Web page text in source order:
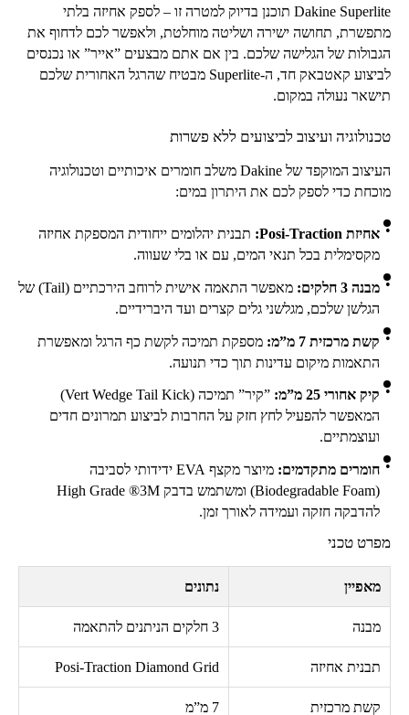
Dakine Superliteתוכנן בדיוק למטרה זו – לספק אחיזה בלתי
מתפשרת, תחושה ישירה ושליטה מוחלטת, ולאפשר לכם לדחוף את
הגבולות של הגלישה שלכם. בין אם אתם מבצעים ”אייר” או נכנסים
לביצוע קאטבאק חד, ה-Superlite מבטיח שהרגל האחורית שלכם
תישאר נעולה במקום.
טכנולוגיה ועיצוב לביצועים ללא פשרות
העיצוב המוקפד של Dakineמשלב חומרים איכותיים וטכנולוגיה
מוכחת כדי לספק לכם את היתרון במים:
אחיזת Posi-Traction
: תבנית יהלומים ייחודית המספקת אחיזה
מקסימלית בכל תנאי המים, עם או בלי שעווה.
מבנה 3 חלקים: מאפשר התאמה אישית לרוחב הירכתיים (Tail) של
הגלשן שלכם, מגלשני גלים קצרים ועד היברידיים.
קשת מרכזית 7 מ”מ:
מספקת תמיכה לקשת כף הרגל ומאפשרת
התאמות מיקום עדינות תוך כדי תנועה.
קיק אחורי 25מ”מ: ”קיר” תמיכה (Vert Wedge Tail Kick
)
המאפשר להפעיל לחץ חזק על החרבות לביצוע תמרונים חדים
ועוצמתיים.
חומרים מתקדמים: מיוצר מקצף EVAידידותי לסביבה
(
Biodegradable Foam) ומשתמש בדבק 3M
®
High Grade
להדבקה חזקה ועמידה לאורך זמן.
מפרט טכני
מאפיין נתונים
מבנה 3 חלקים הניתנים להתאמה
תבנית אחיזה Posi-Traction Diamond Grid
קשת מרכזית 7 מ”מ